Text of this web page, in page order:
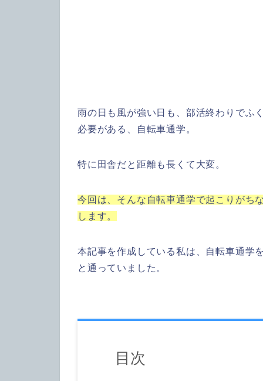
雨の日も風が強い日も、部活終わりでふ
必要がある、自転車通学。
特に田舎だと距離も長くて大変。
今回は、そんな自転車通学で起こりがち
します。
本記事を作成している私は、自転車通学
と通っていました。
目次